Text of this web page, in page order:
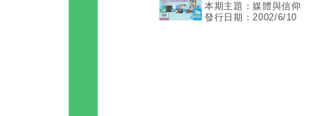
本期主題：媒體與信仰
發行日期：2002/6/10